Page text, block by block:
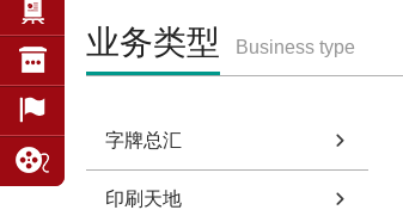
业务类型 Business type
字牌总汇
印刷天地